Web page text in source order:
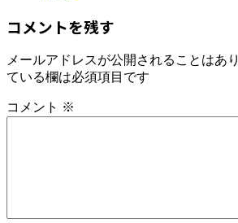
コメントを残す
メールアドレスが公開されることはあ
ている欄は必須項目です
コメント ※